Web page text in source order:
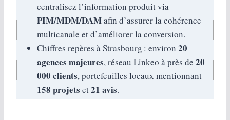
centralisez l’information produit via
PIM/MDM/DAMafin d’assurer la cohérence
multicanale et d’améliorer la conversion.
Chiffres repères à Strasbourg : environ 20
agences majeures, réseau Linkeo à près de 20
000 clients, portefeuilles locaux mentionnant
158 projets et21 avis.